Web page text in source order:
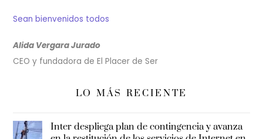
Sean bienvenidos todos
Alida Vergara Jurado
CEO y fundadora de El Placer de Ser
LO MÁS RECIENTE
Inter despliega plan de contingencia y avanza